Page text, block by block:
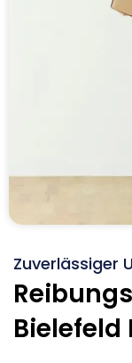
Zuverlässiger
Bielefeld